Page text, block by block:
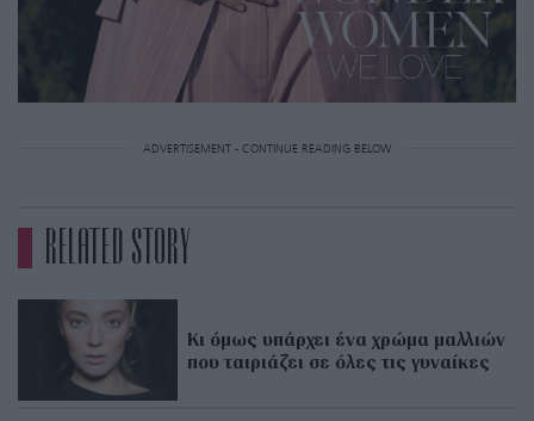
ADVERTISEMENT - CONTINUE READING BELOW
RELATED STORY
Κι όμως υπάρχει ένα χρώμα μαλλιών
που ταιριάζει σε όλες τις γυναίκες